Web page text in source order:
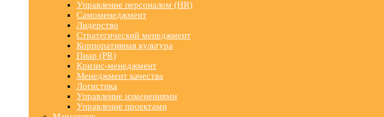
Управление персоналом (HR)
Самоменеджмент
Лидерство
Стратегический менеджмент
Корпоративная культура
Пиар (PR)
Кризис-менеджмент
Менеджмент качества
Логистика
Управление изменениями
Управление проектами